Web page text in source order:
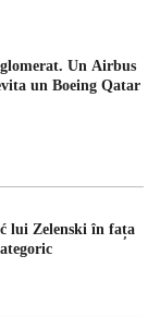
Un Airbus
un Boeing Qatar
lui Zelenski în fața